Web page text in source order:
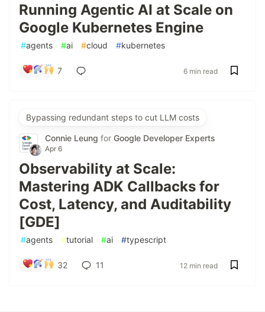
Running Agentic AI at Scale on
Google Kubernetes Engine
#agents #ai #cloud #kubernetes
7 6 min read
Bypassing redundant steps to cut LLM costs
Connie Leung for Google Developer Experts
Apr 6
Observability at Scale:
Mastering ADK Callbacks for
Cost, Latency, and Auditability
[GDE]
#agents #tutorial #ai #typescript
32 11 12 min read